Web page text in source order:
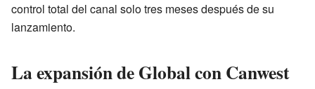
control total del canal solo tres meses después de su
lanzamiento.
La expansión de Global con Canwest